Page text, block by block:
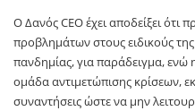
Ο Δανός CEO έχει αποδείξει ότι
προβλημάτων στους ειδικούς της
πανδημίας, για παράδειγμα,
ομάδα αντιμετώπισης κρίσεων,
συναντήσεις ώστε να μην